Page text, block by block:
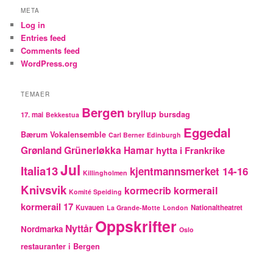
META
Log in
Entries feed
Comments feed
WordPress.org
TEMAER
17. mai Bekkestua Bergen bryllup bursdag
Bærum Vokalensemble Carl Berner Edinburgh Eggedal
GrønlandGrünerløkka Hamar hytta i Frankrike
Italia13Jul Killingholmen kjentmannsmerket 14-16
Knivsvik Komité Speiding kormecrib kormerail
kormerail 17 Kuvauen La Grande-Motte London Nationaltheatret
Nordmarka Nyttår Oppskrifter Oslo
restauranter i Bergen